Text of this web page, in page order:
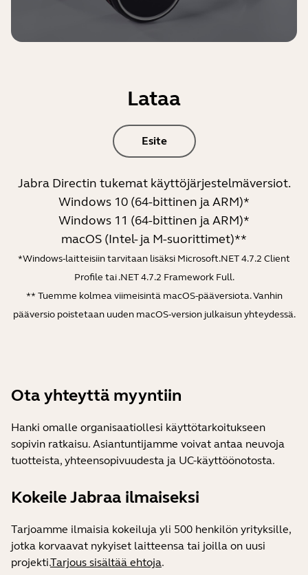
Lataa
Esite
Jabra Directin tukemat käyttöjärjestelmäversiot.
Windows 10 (64-bittinen ja ARM)*
Windows 11 (64-bittinen ja ARM)*
macOS (Intel- ja M-suorittimet)**
*Windows-laitteisiin tarvitaan lisäksi Microsoft.NET 4.7.2 Client
Profile tai .NET 4.7.2 Framework Full.
** Tuemme kolmea viimeisintä macOS-pääversiota. Vanhin
pääversio poistetaan uuden macOS-version julkaisun yhteydessä.
Ota yhteyttä myyntiin
Hanki omalle organisaatiollesi käyttötarkoitukseen
sopivin ratkaisu. Asiantuntijamme voivat antaa neuvoja
tuotteista, yhteensopivuudesta ja UC-käyttöönotosta.
Kokeile Jabraa ilmaiseksi
Tarjoamme ilmaisia kokeiluja yli 500 henkilön yrityksille,
jotka korvaavat nykyiset laitteensa tai joilla on uusi
projekti.Tarjous sisältää ehtoja.